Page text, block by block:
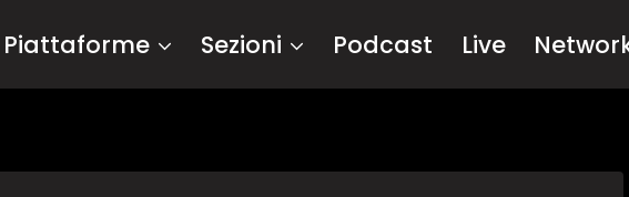
Piattaforme Sezioni Podcast Live